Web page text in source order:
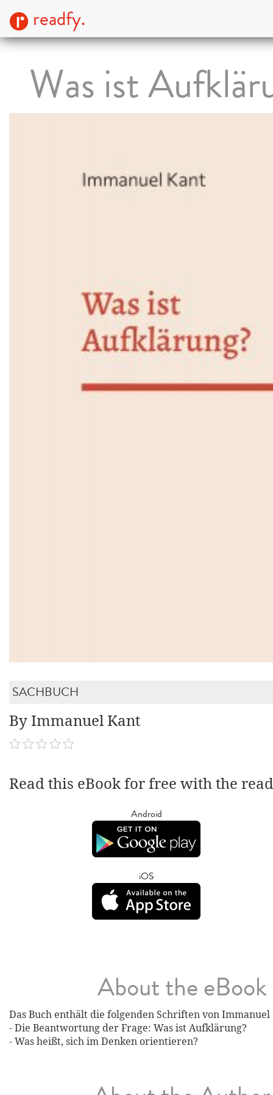
readfy.
Was ist
SACHBUCH
By Immanuel Kant
Read this eBook for free with the
Android
iOS
About the eBook
Das Buch enthält die folgenden Schriften von Immanuel
- Die Beantwortung der Frage: Was ist Aufklärung?
- Was heißt, sich im Denken orientieren?